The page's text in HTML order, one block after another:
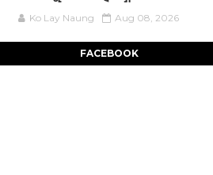
Ko Lay Naung Aug 08, 2026
FACEBOOK